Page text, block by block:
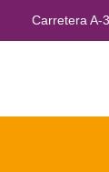
Carretera A-